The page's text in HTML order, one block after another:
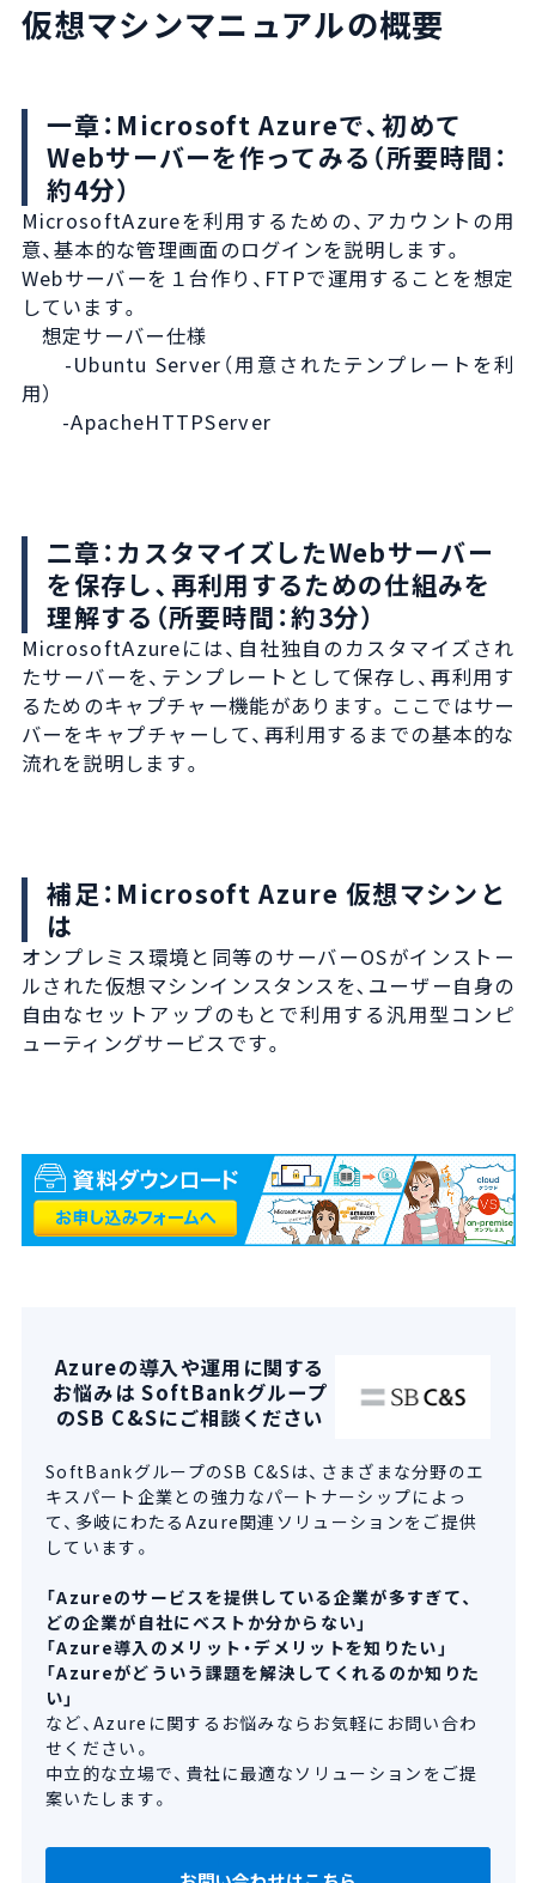
仮想マシンマニュアルの概要
一章：Microsoft Azureで、初めて
Webサーバーを作ってみる（所要時間：
約4分）
MicrosoftAzureを利用するための、アカウントの用
意、基本的な管理画面のログインを説明します。
Webサーバーを１台作り、FTPで運用することを想定
しています。
想定サーバー仕様
-Ubuntu Server（用意されたテンプレートを利
用）
-ApacheHTTPServer
二章：カスタマイズしたWebサーバー
を保存し、再利用するための仕組みを
理解する（所要時間：約3分）
MicrosoftAzureには、自社独自のカスタマイズされ
たサーバーを、テンプレートとして保存し、再利用す
るためのキャプチャー機能があります。ここではサー
バーをキャプチャーして、再利用するまでの基本的な
流れを説明します。
補足：Microsoft Azure 仮想マシンと
は
オンプレミス環境と同等のサーバーOSがインストー
ルされた仮想マシンインスタンスを､ユーザー自身の
自由なセットアップのもとで利用する汎用型コンピ
ューティングサービスです。
Azureの導入や運用に関する
お悩みは SoftBankグループ
のSB C&Sにご相談ください
SoftBankグループのSB C&Sは、さまざまな分野のエ
キスパート企業との強力なパートナーシップによっ
て、多岐にわたるAzure関連ソリューションをご提供
しています。
「Azureのサービスを提供している企業が多すぎて、
どの企業が自社にベストか分からない」
「Azure導入のメリット・デメリットを知りたい」
「Azureがどういう課題を解決してくれるのか知りた
い」
など、Azureに関するお悩みならお気軽にお問い合わ
せください。
中立的な立場で、貴社に最適なソリューションをご提
案いたします。